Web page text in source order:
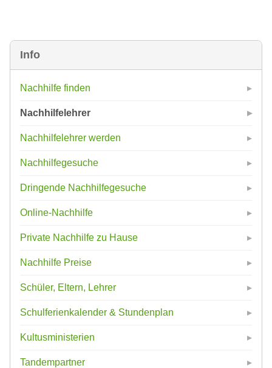
Info
Nachhilfe finden
Nachhilfelehrer
Nachhilfelehrer werden
Nachhilfegesuche
Dringende Nachhilfegesuche
Online-Nachhilfe
Private Nachhilfe zu Hause
Nachhilfe Preise
Schüler, Eltern, Lehrer
Schulferienkalender & Stundenplan
Kultusministerien
Tandempartner